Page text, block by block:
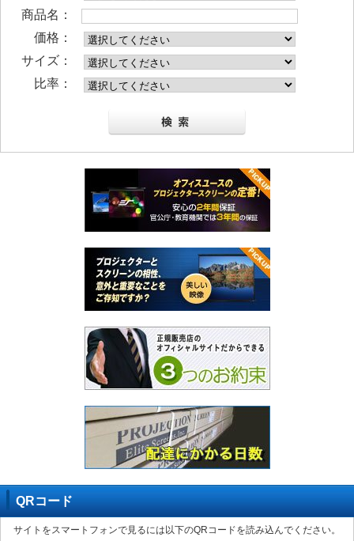
商品名：
価格：
サイズ：
比率：
QRコード
サイトをスマートフォンで見るには以下のQRコードを読み込んでください。